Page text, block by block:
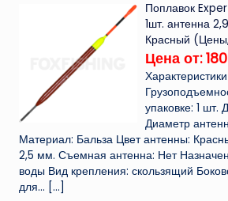
Поплавок
1шт. антенна
Красный
Цена от:
упаковке: 1 шт.
Диаметр
Материал: Бальза Цвет антенны:
2,5 мм. Съемная антенна: Нет
воды Вид крепления: скользящий
для... […]